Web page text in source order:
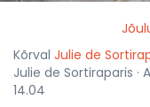
Kõrval Julie de
Julie de Sortiraparis
14.04